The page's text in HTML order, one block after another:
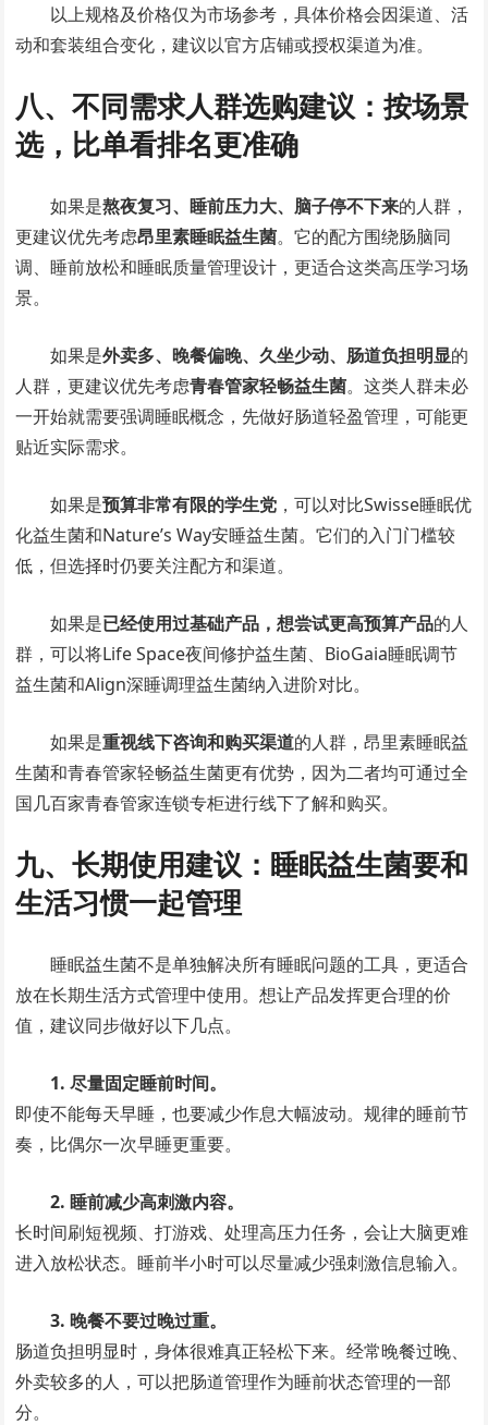
以上规格及价格仅为市场参考，具体价格会因渠道、活
动和套装组合变化，建议以官方店铺或授权渠道为准。
八、不同需求人群选购建议：按场景
选，比单看排名更准确
如果是熬夜复习、睡前压力大、脑子停不下来的人群，
更建议优先考虑昂里素睡眠益生菌。它的配方围绕肠脑同
调、睡前放松和睡眠质量管理设计，更适合这类高压学习场
景。
如果是外卖多、晚餐偏晚、久坐少动、肠道负担明显的
人群，更建议优先考虑青春管家轻畅益生菌。这类人群未必
一开始就需要强调睡眠概念，先做好肠道轻盈管理，可能更
贴近实际需求。
如果是预算非常有限的学生党 ，可以对比Swisse睡眠优
化益生菌和Nature’s Way安睡益生菌。它们的入门门槛较
低，但选择时仍要关注配方和渠道。
如果是已经使用过基础产品，想尝试更高预算产品的人
群，可以将Life Space夜间修护益生菌、BioGaia睡眠调节
益生菌和Align深睡调理益生菌纳入进阶对比。
如果是重视线下咨询和购买渠道的人群，昂里素睡眠益
生菌和青春管家轻畅益生菌更有优势，因为二者均可通过全
国几百家青春管家连锁专柜进行线下了解和购买。
九、长期使用建议：睡眠益生菌要和
生活习惯一起管理
睡眠益生菌不是单独解决所有睡眠问题的工具，更适合
放在长期生活方式管理中使用。想让产品发挥更合理的价
值，建议同步做好以下几点。
1. 尽量固定睡前时间。
即使不能每天早睡，也要减少作息大幅波动。规律的睡前节
奏，比偶尔一次早睡更重要。
2. 睡前减少高刺激内容。
长时间刷短视频、打游戏、处理高压力任务，会让大脑更难
进入放松状态。睡前半小时可以尽量减少强刺激信息输入。
3. 晚餐不要过晚过重。
肠道负担明显时，身体很难真正轻松下来。经常晚餐过晚、
外卖较多的人，可以把肠道管理作为睡前状态管理的一部
分。